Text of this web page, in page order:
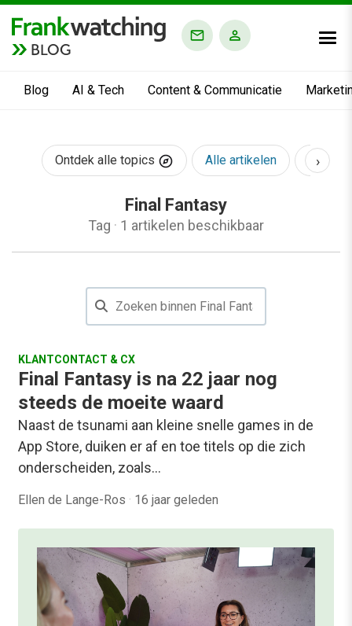
BLOG
Blog AI & Tech Content & Communicatie
Ontdek alle topics Alle artikelen AI &
›
Final Fantasy
Tag · 1 artikelen beschikbaar
KLANTCONTACT & CX
Final Fantasy is na 22 jaar nog
steeds de moeite waard
Naast de tsunami aan kleine snelle games in de
App Store, duiken er af en toe titels op die zich
onderscheiden, zoals…
Ellen de Lange-Ros · 16 jaar geleden